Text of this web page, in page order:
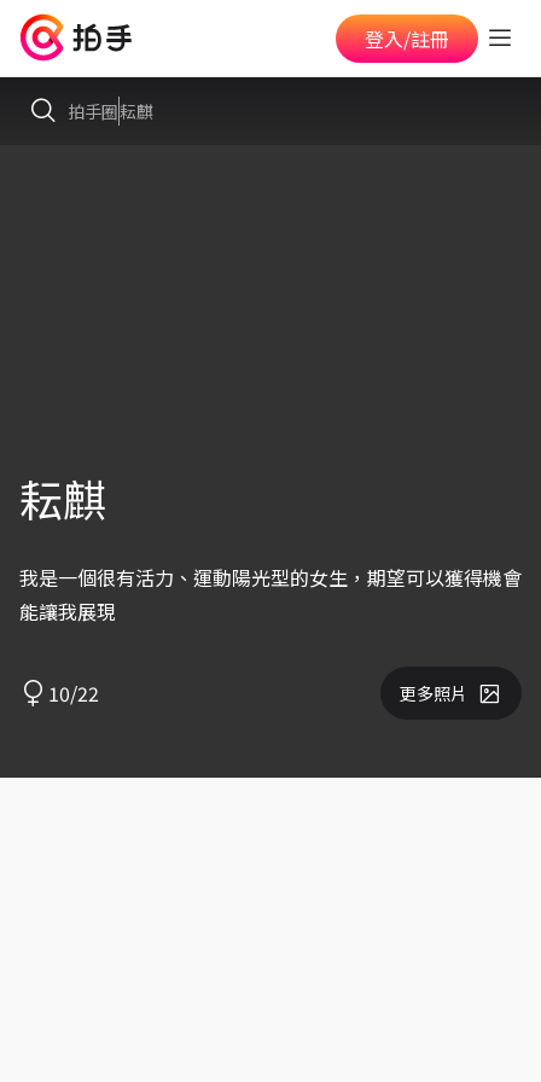
登入/註冊
拍手圈耘麒
耘麒
我是一個很有活力、運動陽光型的女生，期望可以獲得機會
能讓我展現
10/22 更多照片